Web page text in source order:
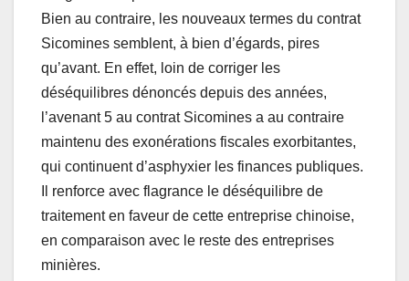
Bien au contraire, les nouveaux termes du contrat
Sicomines semblent, à bien d’égards, pires
qu’avant. En effet, loin de corriger les
déséquilibres dénoncés depuis des années,
l’avenant 5 au contrat Sicomines a au contraire
maintenu des exonérations fiscales exorbitantes,
qui continuent d’asphyxier les finances publiques.
Il renforce avec flagrance le déséquilibre de
traitement en faveur de cette entreprise chinoise,
en comparaison avec le reste des entreprises
minières.